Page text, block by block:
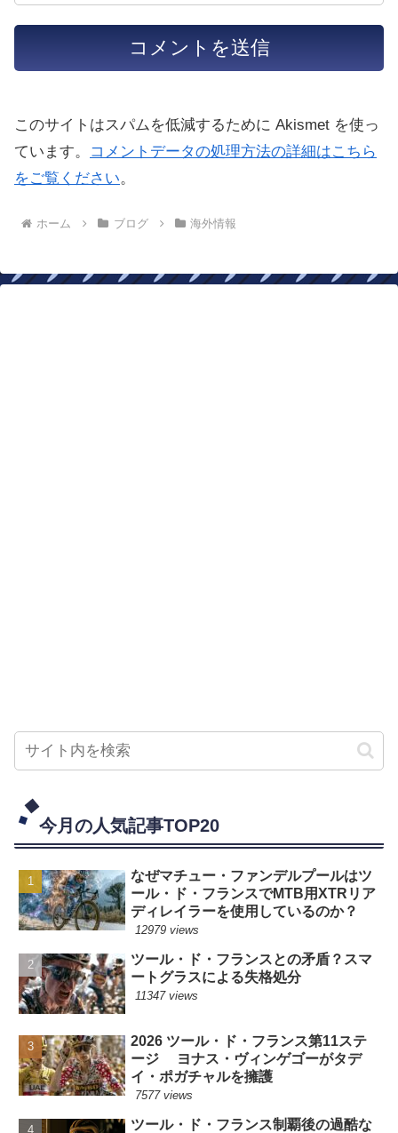
このサイトはスパムを低減するために Akismet を使っ
ています。
コメントデータの処理方法の詳細はこちら
をご覧ください。
ホーム ブログ 海外情報
今月の人気記事TOP20
なぜマチュー・ファンデルプールはツ
ール・ド・フランスでMTB用XTRリア
ディレイラーを使用しているのか？
12979 views
ツール・ド・フランスとの矛盾？スマ
ートグラスによる失格処分
11347 views
2026 ツール・ド・フランス第11ステ
ージ ヨナス・ヴィンゲゴーがタデ
イ・ポガチャルを擁護
7577 views
ツール・ド・フランス制覇後の過酷な